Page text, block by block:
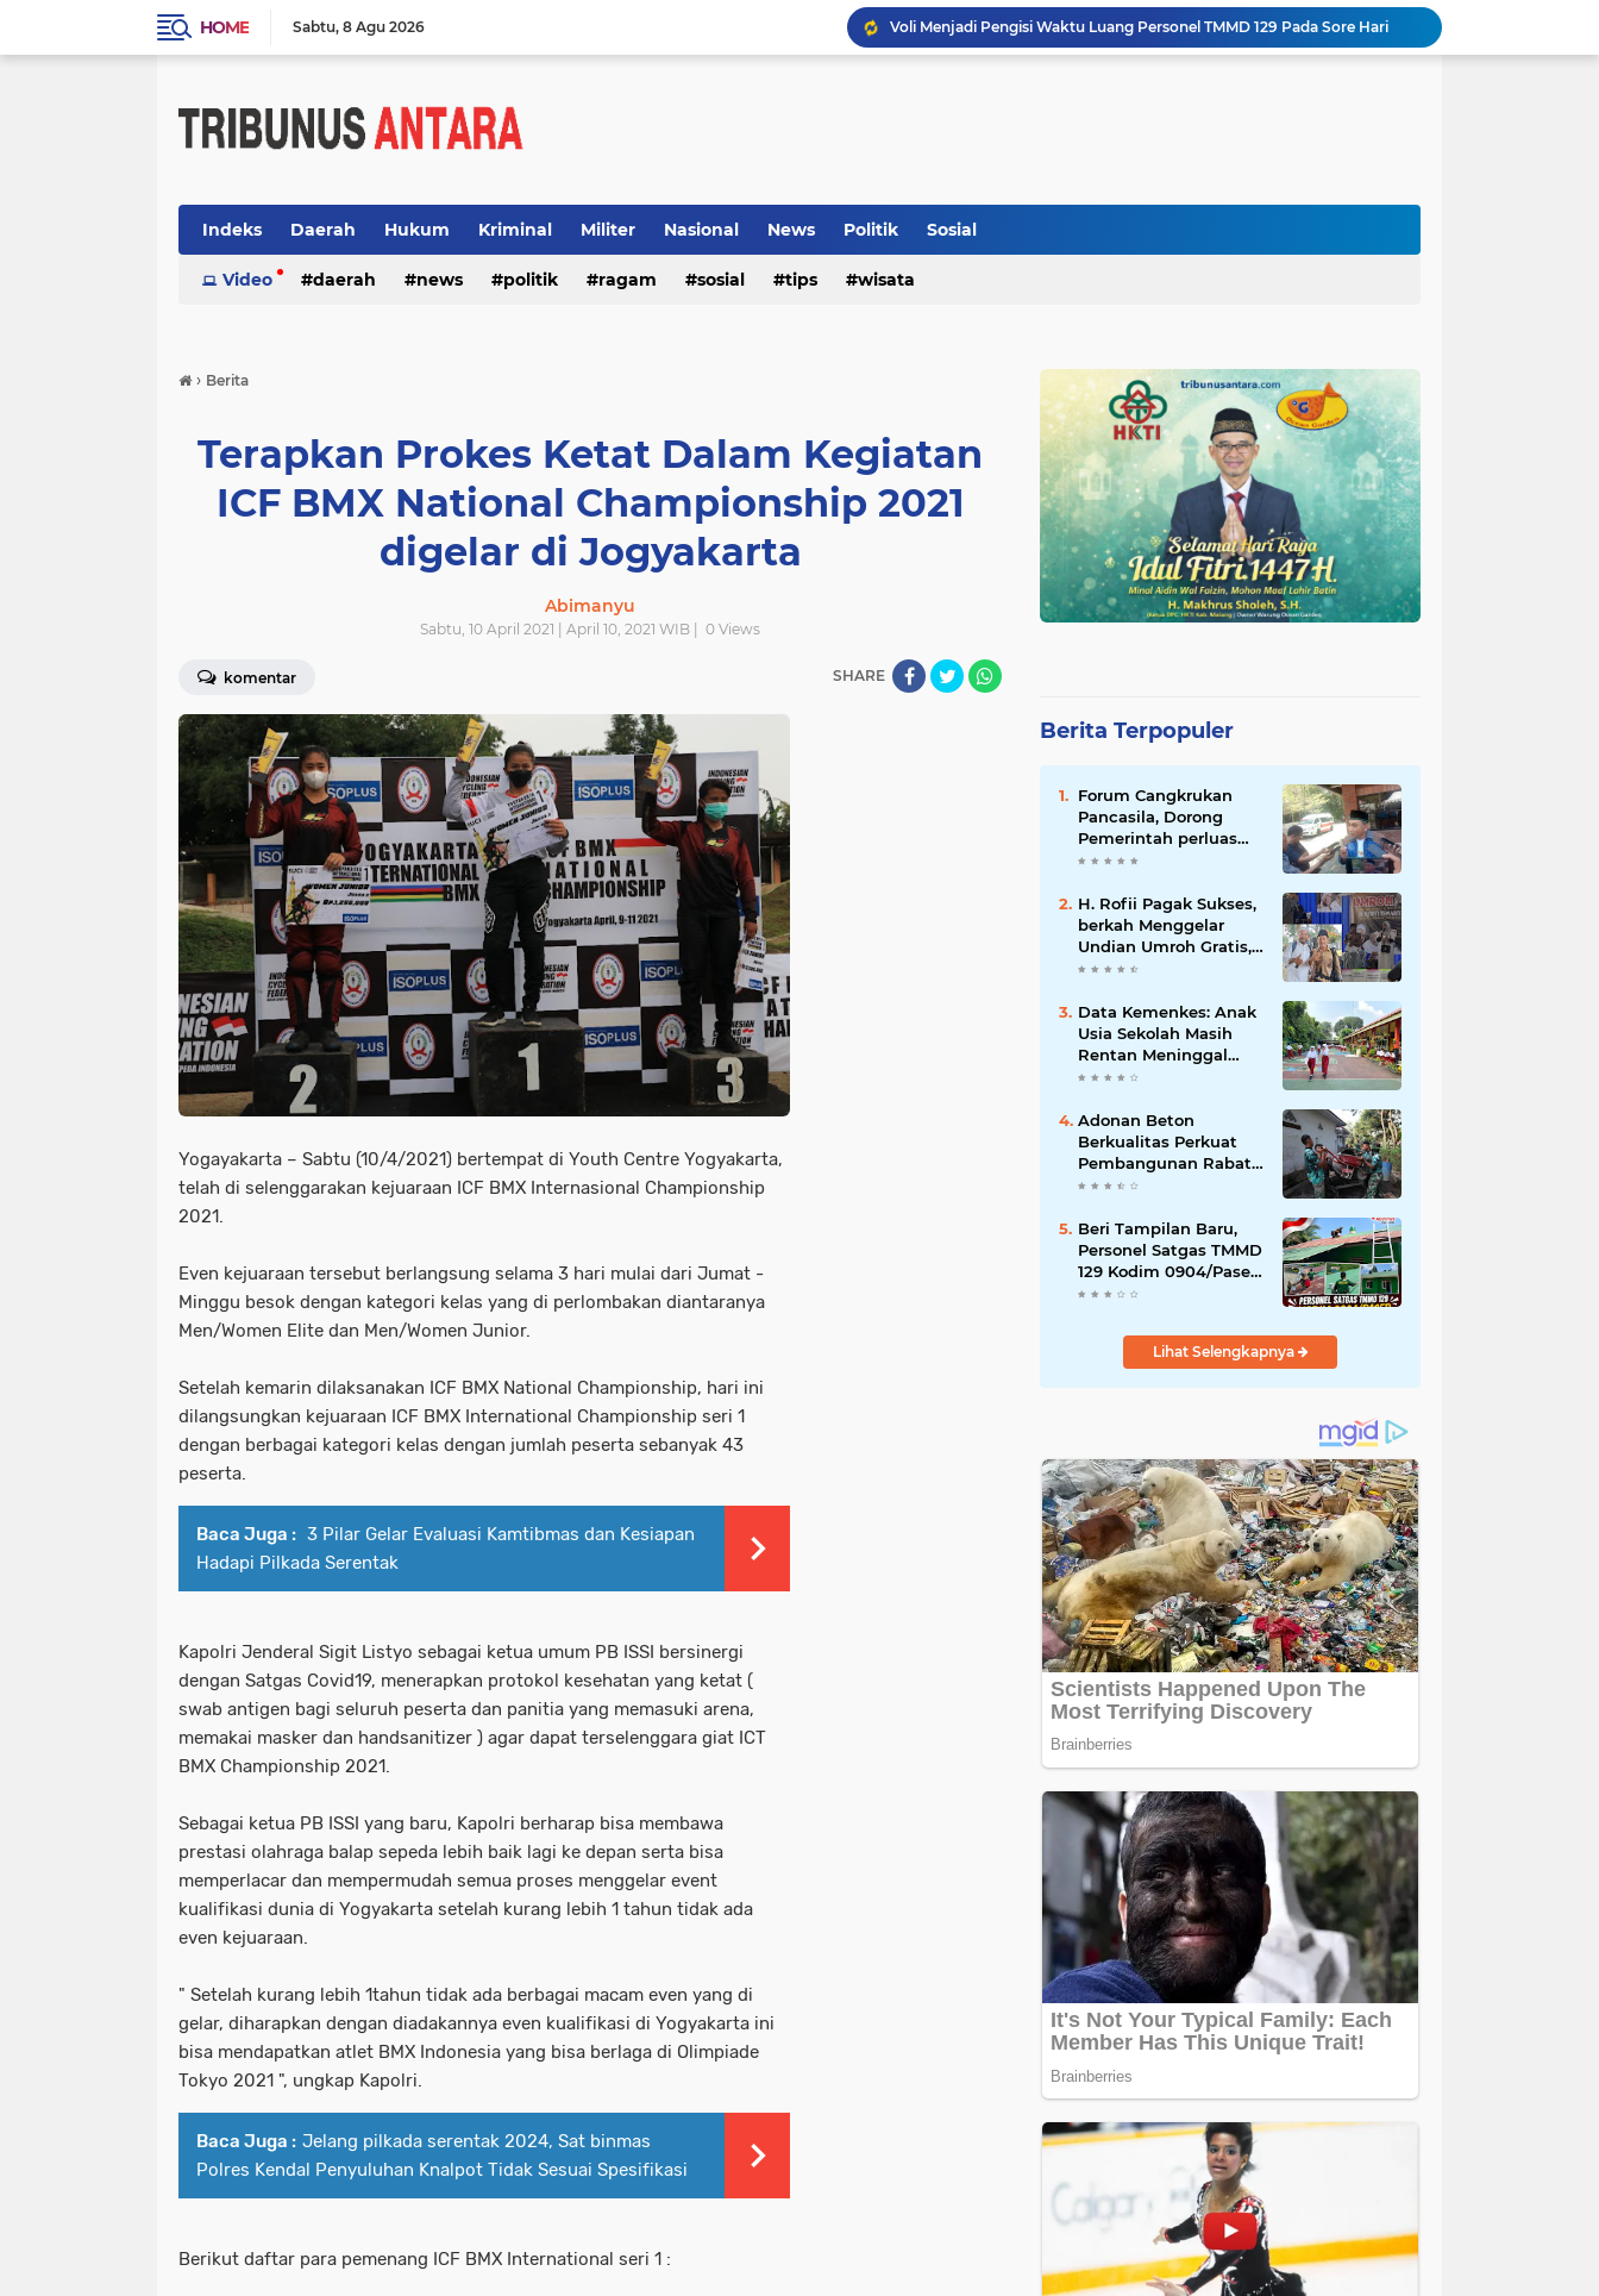
HOME Sabtu 8 Agu 2026
Warga Lembenah Antusias Bantu Satgas TMMD, Pembuatan Box Gorong-gorong Dikerjakan Bersama
Sasaran RTLH Ke 5 Sudah Mulai Dieksekusi Oleh Satgas TMMD 129 Kodim 0904/Paser
Voli Menjadi Pengisi Waktu Luang Personel TMMD 129 Pada Sore Hari
Indeks Daerah Hukum Kriminal Militer Nasional News Politik Sosial
Video daerah news politik ragam sosial tips wisata
› Berita
Terapkan Prokes Ketat Dalam Kegiatan
ICF BMX National Championship 2021
digelar di Jogyakarta
Abimanyu
Sabtu, 10 April 2021 | April 10, 2021 WIB | 0 Views
komentar SHARE
Yogayakarta – Sabtu (10/4/2021) bertempat di Youth Centre Yogyakarta,
telah di selenggarakan kejuaraan ICF BMX Internasional Championship
2021.
Even kejuaraan tersebut berlangsung selama 3 hari mulai dari Jumat -
Minggu besok dengan kategori kelas yang di perlombakan diantaranya
Men/Women Elite dan Men/Women Junior.
Setelah kemarin dilaksanakan ICF BMX National Championship, hari ini
dilangsungkan kejuaraan ICF BMX International Championship seri 1
dengan berbagai kategori kelas dengan jumlah peserta sebanyak 43
peserta.
Baca Juga : 3 Pilar Gelar Evaluasi Kamtibmas dan Kesiapan
Hadapi Pilkada Serentak
Kapolri Jenderal Sigit Listyo sebagai ketua umum PB ISSI bersinergi
dengan Satgas Covid19, menerapkan protokol kesehatan yang ketat (
swab antigen bagi seluruh peserta dan panitia yang memasuki arena,
memakai masker dan handsanitizer ) agar dapat terselenggara giat ICT
BMX Championship 2021.
Sebagai ketua PB ISSI yang baru, Kapolri berharap bisa membawa
prestasi olahraga balap sepeda lebih baik lagi ke depan serta bisa
memperlacar dan mempermudah semua proses menggelar event
kualifikasi dunia di Yogyakarta setelah kurang lebih 1 tahun tidak ada
even kejuaraan.
" Setelah kurang lebih 1tahun tidak ada berbagai macam even yang di
gelar, diharapkan dengan diadakannya even kualifikasi di Yogyakarta ini
bisa mendapatkan atlet BMX Indonesia yang bisa berlaga di Olimpiade
Tokyo 2021 ", ungkap Kapolri.
Baca Juga : Jelang pilkada serentak 2024, Sat binmas
Polres Kendal Penyuluhan Knalpot Tidak Sesuai Spesifikasi
Berikut daftar para pemenang ICF BMX International seri 1 :
Berita Terpopuler
Forum Cangkrukan
Pancasila, Dorong
Pemerintah perluas
intensif Perpajakan
UMKM.
H. Rofii Pagak Sukses,
berkah Menggelar
Undian Umroh Gratis,
Wujud Kepedulian
Data Kemenkes: Anak
Usia Sekolah Masih
Rentan Meninggal
Akibat DBD
Adonan Beton
Berkualitas Perkuat
Pembangunan Rabat
Jalan TMMD ke-129 di
Beri Tampilan Baru,
Personel Satgas TMMD
129 Kodim 0904/Paser
Cat Atap Rumah
Lihat Selengkapnya